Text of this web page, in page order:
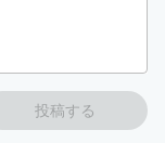
投稿する